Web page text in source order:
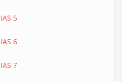
5
6
7